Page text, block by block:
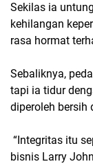
Sekilas ia
kehilangan
rasa hormat
Sebaliknya,
tapi ia tidur
diperoleh bersih
“Integritas itu
bisnis Larry